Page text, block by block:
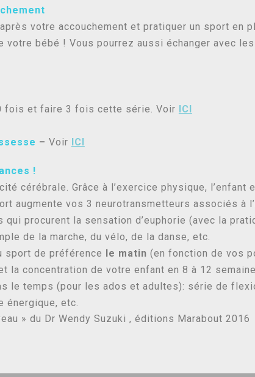
votre accouchement et pratiquer un sport en
bébé ! Vous pourrez aussi échanger avec les
fois et faire 3 fois cette série. Voir
ICI
– Voir ICI
!
cérébrale. Grâce à l’exercice physique, l’enfant
augmente vos 3 neurotransmetteurs associés à
procurent la sensation d’euphorie (avec la
de la marche, du vélo, de la danse, etc.
sport de préférence le matin (en fonction de vos
la concentration de votre enfant en 8 à 12
le temps (pour les ados et adultes): série de
énergique, etc.
» du Dr Wendy Suzuki , éditions Marabout 2016